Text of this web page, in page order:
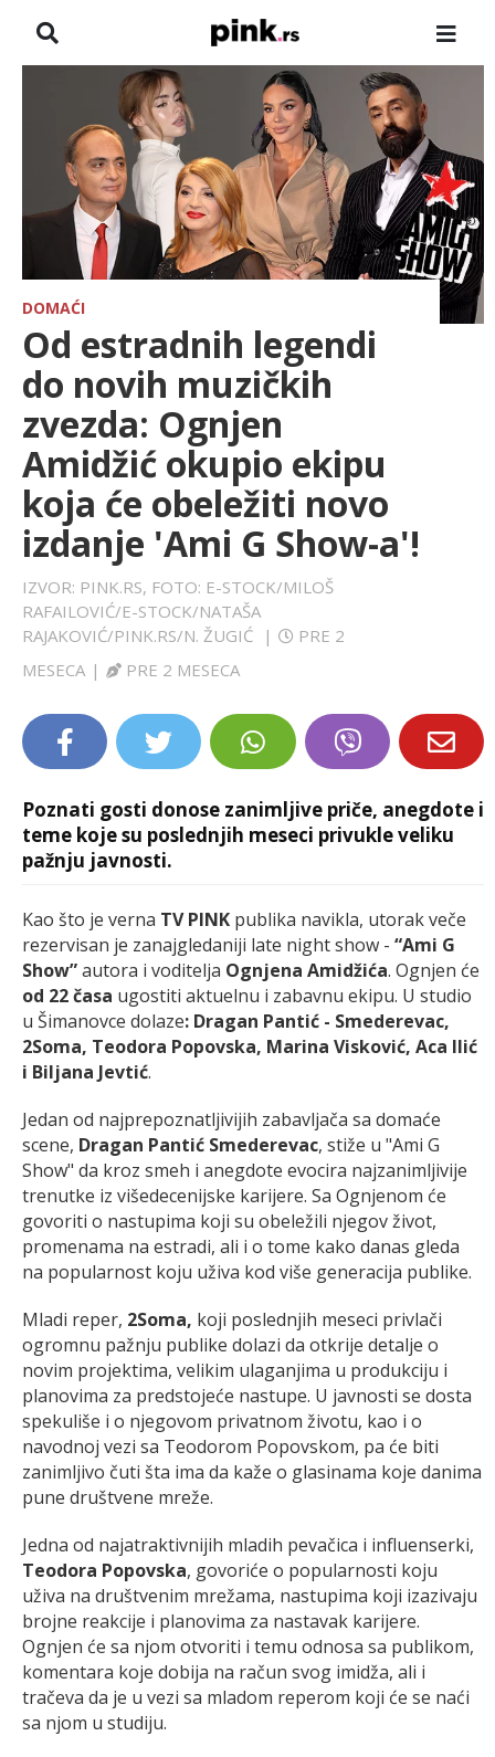
VESTI
ZADRUGA
SHOWBIZ
HRONIKA
PINKOVE ZVEZDE
SPORT
LIFESTYLE
EXTRA
DOMAĆI
Od estradnih legendi
do novih muzičkih
zvezda: Ognjen
Amidžić okupio ekipu
koja će obeležiti novo
izdanje 'Ami G Show-a'!
IZVOR: PINK.RS, FOTO: E-STOCK/MILOŠ
RAFAILOVIĆ/E-STOCK/NATAŠA
RAJAKOVIĆ/PINK.RS/N. ŽUGIĆ
|
PRE 2
MESECA | PRE 2 MESECA
Poznati gosti donose zanimljive priče, anegdote i
teme koje su poslednjih meseci privukle veliku
pažnju javnosti.
Kao što je verna TV PINK publika navikla, utorak veče
rezervisan je zanajgledaniji late night show - “Ami G
Show”autora i voditelja Ognjena Amidžića. Ognjen će
od 22 časa ugostiti aktuelnu i zabavnu ekipu. U studio
u Šimanovce dolaze: Dragan Pantić - Smederevac,
2Soma, Teodora Popovska, Marina Visković, Aca Ilić
i Biljana Jevtić.
Jedan od najprepoznatljivijih zabavljača sa domaće
scene, Dragan Pantić Smederevac, stiže u "Ami G
Show" da kroz smeh i anegdote evocira najzanimljivije
trenutke iz višedecenijske karijere. Sa Ognjenom će
govoriti o nastupima koji su obeležili njegov život,
promenama na estradi, ali i o tome kako danas gleda
na popularnost koju uživa kod više generacija publike.
Mladi reper, 2Soma, koji poslednjih meseci privlači
ogromnu pažnju publike dolazi da otkrije detalje o
novim projektima, velikim ulaganjima u produkciju i
planovima za predstojeće nastupe. U javnosti se dosta
spekuliše i o njegovom privatnom životu, kao i o
navodnoj vezi sa Teodorom Popovskom, pa će biti
zanimljivo čuti šta ima da kaže o glasinama koje danima
pune društvene mreže.
Jedna od najatraktivnijih mladih pevačica i influenserki,
Teodora Popovska, govoriće o popularnosti koju
uživa na društvenim mrežama, nastupima koji izazivaju
brojne reakcije i planovima za nastavak karijere.
Ognjen će sa njom otvoriti i temu odnosa sa publikom,
komentara koje dobija na račun svog imidža, ali i
tračeva da je u vezi sa mladom reperom koji će se naći
sa njom u studiju.